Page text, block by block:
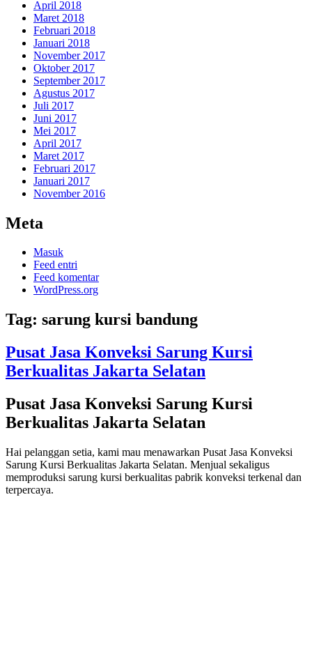
April 2018
Maret 2018
Februari 2018
Januari 2018
November 2017
Oktober 2017
September 2017
Agustus 2017
Juli 2017
Juni 2017
Mei 2017
April 2017
Maret 2017
Februari 2017
Januari 2017
November 2016
Meta
Masuk
Feed entri
Feed komentar
WordPress.org
Tag: sarung kursi bandung
Pusat Jasa Konveksi Sarung Kursi
Berkualitas Jakarta Selatan
Pusat Jasa Konveksi Sarung Kursi
Berkualitas Jakarta Selatan
Hai pelanggan setia, kami mau menawarkan Pusat Jasa Konveksi
Sarung Kursi Berkualitas Jakarta Selatan. Menjual sekaligus
memproduksi sarung kursi berkualitas pabrik konveksi terkenal dan
terpercaya.